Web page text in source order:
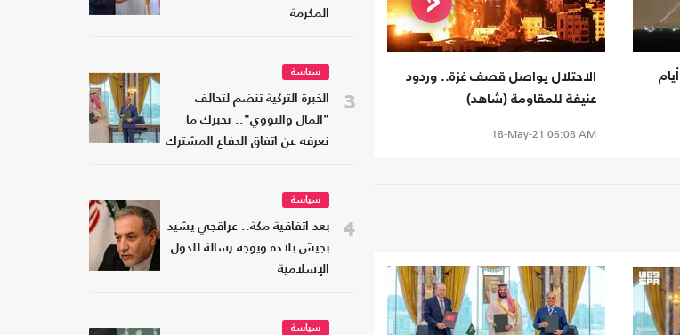
المقاومة لـ"عربي21" بعد 10 أيام
الاحتلال يواصل قصف غزة.. وردود
عنيفة للمقاومة (شاهد)
18-May-21 06:08 AM
المكرمة
3
سياسة
الخبرة التركية تنضم لتحالف
"المال والنووي".. نخبرك ما
نعرفه عن اتفاق الدفاع المشترك
4
سياسة
بعد اتفاقية مكة.. عراقجي يشيد
بجيش بلاده ويوجه رسالة للدول
الإسلامية
سياسة